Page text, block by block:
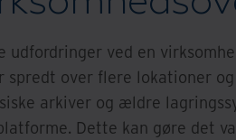
udfordringer ved en
spredt over flere lokationer
arkiver og ældre
Dette kan gøre det